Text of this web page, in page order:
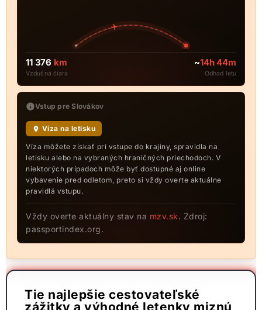
11 376 km
Vzdušná čiara
~14h 44m
Odhad letu
Vstup pre Slovákov
Víza na letisku
Víza môžete získať pri vstupe do krajiny, spravidla na
letisku alebo na vybraných hraničných priechodoch. V
niektorých prípadoch môže byť dostupné aj online
vybavenie pred odletom, preto si vždy overte aktuálne
pravidlá vstupu.
Vždy overte aktuálny stav na mzv.sk. Zdroj:
passportindex.org.
Tie najlepšie cestovateľské
zážitky a výhodné letenky miznú